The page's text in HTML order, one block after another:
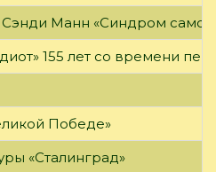
Сэнди Манн «Синдром
155 лет со времени
Победе»
«Сталинград»